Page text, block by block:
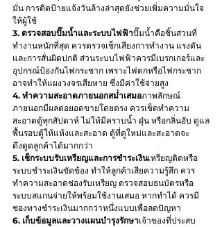
มั่น การติดป้ายแจ้งวันล้างล่าสุดยังช่วยเพิ่มความมั่นใจ
ให้ผู้ใช้
3. ตรวจสอบปั๊มน้ำและระบบไฟฟ้าปั๊มน้ำคือชิ้นส่วนที่
ทำงานหนักที่สุด ควรตรวจเช็กเสียงการทำงาน แรงดัน
และการสั่นผิดปกติ ส่วนระบบไฟฟ้าควรมีเบรกเกอร์และ
อุปกรณ์ป้องกันไฟกระชาก เพราะไฟตกหรือไฟกระชาก
อาจทำให้แผงวงจรเสียหาย ซึ่งมีค่าใช้จ่ายสูง
4. ทำความสะอาดภายนอกสม่ำเสมอภาพลักษณ์
ภายนอกมีผลต่อยอดขายโดยตรง ควรเช็ดทำความ
สะอาดตู้ทุกสัปดาห์ ไม่ให้มีคราบน้ำ ฝุ่น หรือกลิ่นอับ ดูแล
พื้นรอบตู้ให้แห้งและสะอาด ตู้ที่ดูใหม่และสะอาดจะ
ดึงดูดลูกค้าได้มากกว่า
5. เช็กระบบรับเหรียญและการชำระเงินเหรียญติดหรือ
ระบบชำระเงินขัดข้อง ทำให้ลูกค้าเสียความรู้สึก ควร
ทำความสะอาดช่องรับเหรียญ ตรวจสอบธนบัตรหรือ
ระบบสแกนจ่ายให้พร้อมใช้งานเสมอ หากทำได้ ควรมี
ช่องทางชำระเงินมากกว่าหนึ่งแบบเพื่อลดปัญหา
6. เก็บข้อมูลและวางแผนบำรุงรักษาเจ้าของที่ประสบ